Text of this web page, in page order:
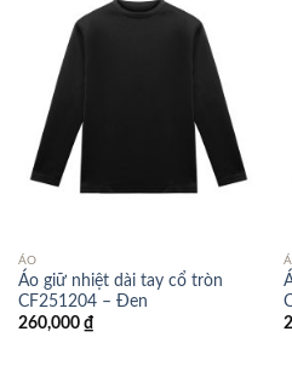
ÁO
Áo giữ nhiệt dài tay cổ tròn
CF251204 – Đen
260,000 ₫